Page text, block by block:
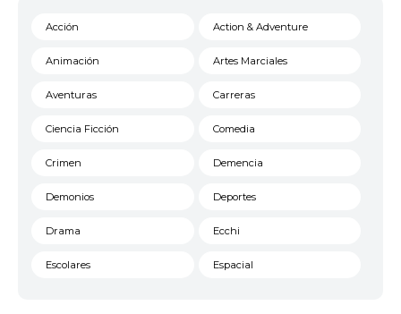
Acción Action & Adventure
Animación Artes Marciales
Aventuras Carreras
Ciencia Ficción Comedia
Crimen Demencia
Demonios Deportes
Drama Ecchi
Escolares Espacial